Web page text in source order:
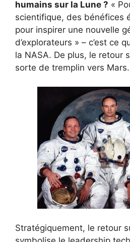
humains sur la Lune ? «
scientifique, des bénéfices
pour inspirer une nouvelle
d’explorateurs » – c’est ce
la NASA. De plus, le retour
sorte de tremplin vers Mars.
Stratégiquement, le retour